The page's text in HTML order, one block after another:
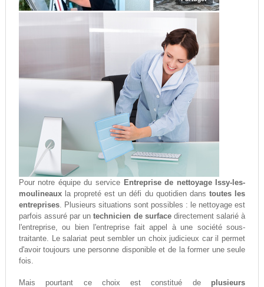
Pour notre équipe du service Entreprise de nettoyage Issy-les-
moulineauxla propreté est un défi du quotidien dans toutes les
entreprises. Plusieurs situations sont possibles : le nettoyage est
parfois assuré par untechnicien de surfacedirectement salarié à
l'entreprise, ou bien l'entreprise fait appel à une société sous-
traitante. Le salariat peut sembler un choix judicieux car il permet
d'avoir toujours une personne disponible et de la former une seule
fois.
Mais pourtant ce choix est constitué de plusieurs